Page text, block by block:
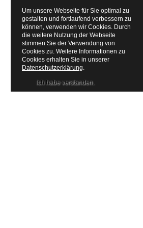
Um unsere Webseite für Sie optimal zu
gestalten und fortlaufend verbessern zu
können, verwenden wir Cookies. Durch
die weitere Nutzung der Webseite
stimmen Sie der Verwendung von
Cookies zu. Weitere Informationen zu
Cookies erhalten Sie in unserer
Datenschutzerklärung.
Ich habe verstanden.